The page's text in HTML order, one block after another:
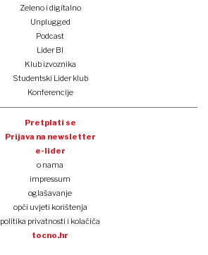
Zeleno i digitalno
Unplugged
Podcast
Lider BI
Klub izvoznika
Studentski Lider klub
Konferencije
Pretplati se
Prijava na newsletter
e-lider
o nama
impressum
oglašavanje
opći uvjeti korištenja
politika privatnosti i kolačića
tocno.hr